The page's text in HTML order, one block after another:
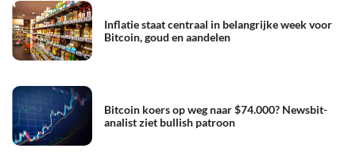
Inflatie staat centraal in belangrijke week voor
Bitcoin, goud en aandelen
Bitcoin koers op weg naar $74.000? Newsbit-
analist ziet bullish patroon